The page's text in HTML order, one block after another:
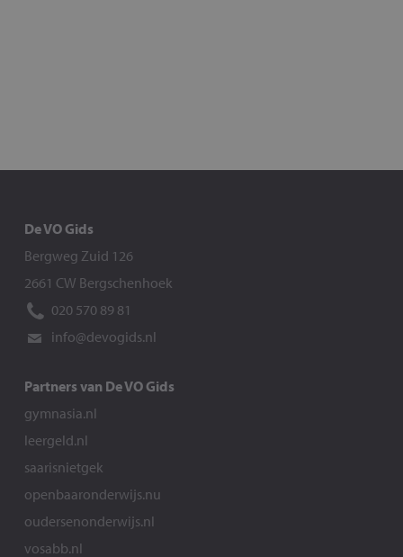
De VO Gids
Bergweg Zuid 126
2661 CW Bergschenhoek
020 570 89 81
info@devogids.nl
Partners van De VO Gids
gymnasia.nl
leergeld.nl
saarisnietgek
openbaaronderwijs.nu
oudersenonderwijs.nl
vosabb.nl